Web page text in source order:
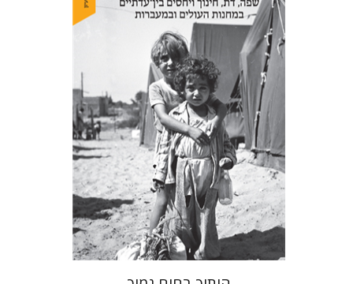
הילה שלם בהרד
הנחת אתר ספר מודפס
$46
$41